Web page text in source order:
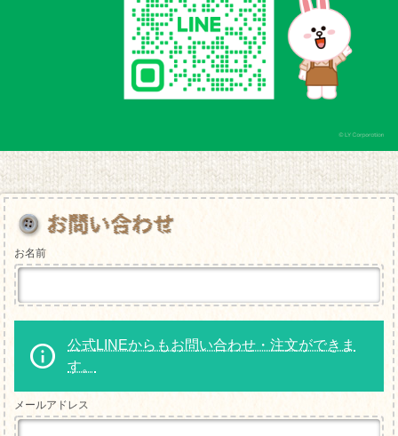
お名前
公式LINEからもお問い合わせ・注文ができま
す。
メールアドレス